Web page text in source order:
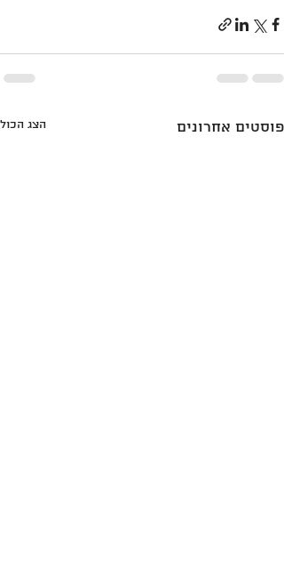
פוסטים אחרונים הצג הכול